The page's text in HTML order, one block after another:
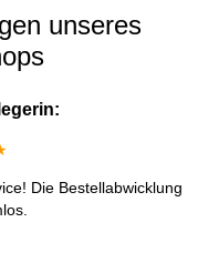
unseres
Die Bestellabwicklung